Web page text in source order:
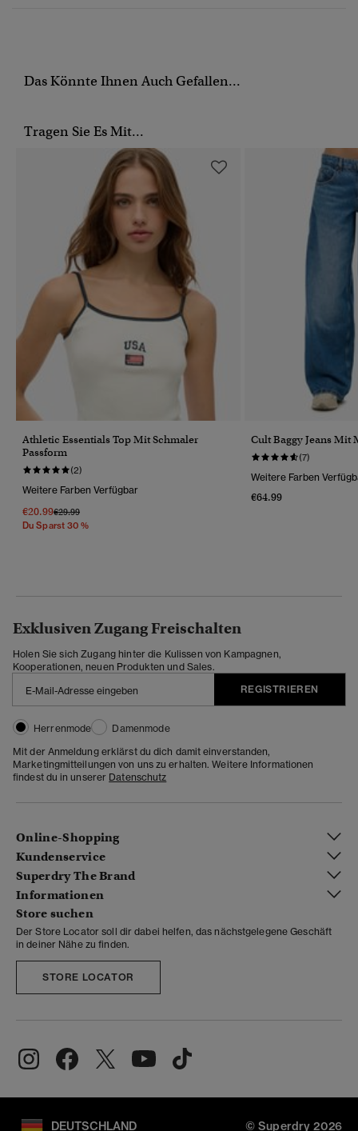
Das Könnte Ihnen Auch Gefallen...
Tragen Sie Es Mit...
Athletic Essentials Top Mit Schmaler
Passform
(2)
Weitere Farben Verfügbar
€20.99Preis Wurde Reduziert Von
€29.99Bis
Du Sparst 30 %
Cult Baggy Jeans
(7)
Weitere Farben
€64.99
Exklusiven Zugang Freischalten
Holen Sie sich Zugang hinter die Kulissen von Kampagnen,
Kooperationen, neuen Produkten und Sales.
REGISTRIEREN
Herrenmode
Damenmode
Mit der Anmeldung erklärst du dich damit einverstanden,
Marketingmitteilungen von uns zu erhalten. Weitere Informationen
findest du in unserer Datenschutz
Online-Shopping
Kundenservice
Superdry The Brand
Informationen
Store suchen
Der Store Locator soll dir dabei helfen, das nächstgelegene Geschäft
in deiner Nähe zu finden.
STORE LOCATOR
DEUTSCHLAND © Superdry 2026